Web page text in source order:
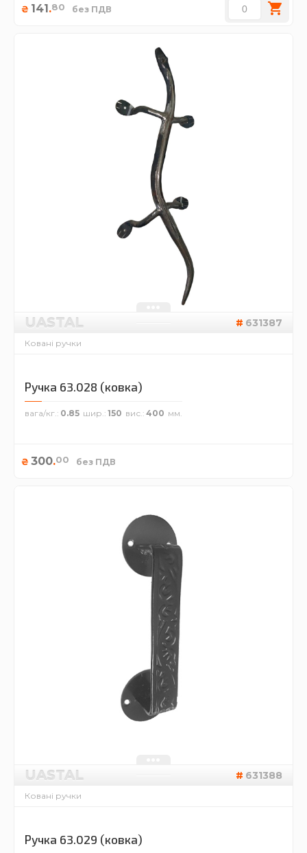
₴ 141.80 без ПДВ
UASTAL 631387
Ковані ручки
Ручка 63.028 (ковка)
вага/кг. 0.85 шир. 150 вис. 400
₴ 300.00 без ПДВ
UASTAL 631388
Ковані ручки
Ручка 63.029 (ковка)